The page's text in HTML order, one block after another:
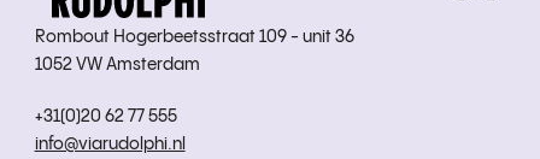
Rombout Hogerbeetsstraat 109 - unit 36
1052 VW Amsterdam
+31(0)20 62 77 555
info@viarudolphi.nl